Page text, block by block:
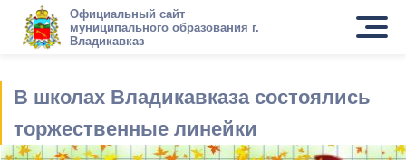
Официальный сайт
муниципального образования г.
Владикавказ
В школах Владикавказа состоялись
торжественные линейки